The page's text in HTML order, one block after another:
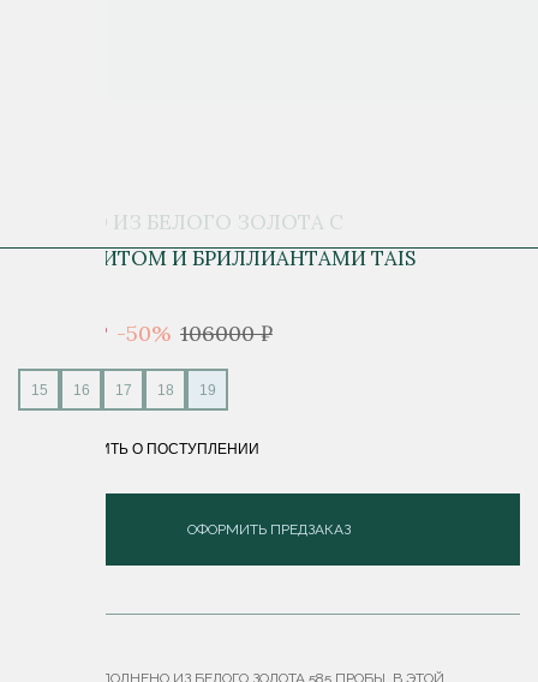
КОЛЬЦО ИЗ БЕЛОГО ЗОЛОТА С
ТАНЗАНИТОМ И БРИЛЛИАНТАМИ TAIS
53 000 ₽ -50% 106000 ₽
15 16 17 18 19
СООБЩИТЬ О ПОСТУПЛЕНИИ
ОФОРМИТЬ ПРЕДЗАКАЗ
КОЛЬЦО ВЫПОЛНЕНО ИЗ БЕЛОГО ЗОЛОТА 585 ПРОБЫ. В ЭТОЙ